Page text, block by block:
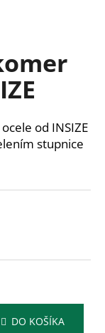
od INSIZE
stupnice
DO KOŠÍKA